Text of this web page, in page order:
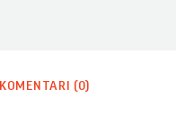
KOMENTARI (0)